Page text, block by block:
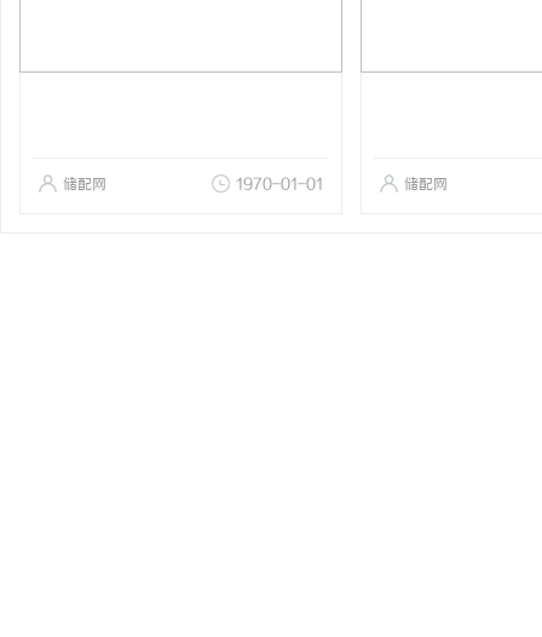
储配网 1970-01-01 储配网